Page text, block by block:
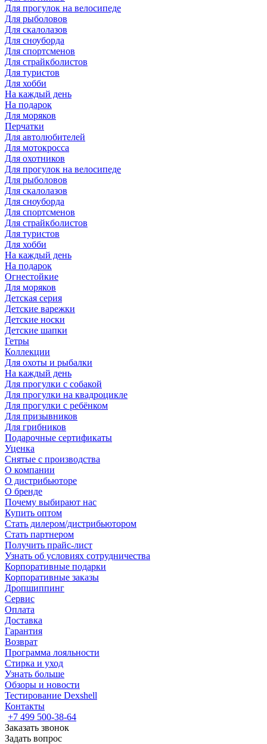
Для прогулок на велосипеде
Для рыболовов
Для скалолазов
Для сноуборда
Для спортсменов
Для страйкболистов
Для туристов
Для хобби
На каждый день
На подарок
Для моряков
Перчатки
Для автолюбителей
Для мотокросса
Для охотников
Для прогулок на велосипеде
Для рыболовов
Для скалолазов
Для сноуборда
Для спортсменов
Для страйкболистов
Для туристов
Для хобби
На каждый день
На подарок
Огнестойкие
Для моряков
Детская серия
Детские варежки
Детские носки
Детские шапки
Гетры
Коллекции
Для охоты и рыбалки
На каждый день
Для прогулки с собакой
Для прогулки на квадроцикле
Для прогулки с ребёнком
Для призывников
Для грибников
Подарочные сертификаты
Уценка
Снятые с производства
О компании
О дистрибьюторе
О бренде
Почему выбирают нас
Купить оптом
Стать дилером/дистрибьютором
Стать партнером
Получить прайс-лист
Узнать об условиях сотрудничества
Корпоративные подарки
Корпоративные заказы
Дропшиппинг
Сервис
Оплата
Доставка
Гарантия
Возврат
Программа лояльности
Стирка и уход
Узнать больше
Обзоры и новости
Тестирование Dexshell
Контакты
+7 499 500-38-64
Заказать звонок
Задать вопрос